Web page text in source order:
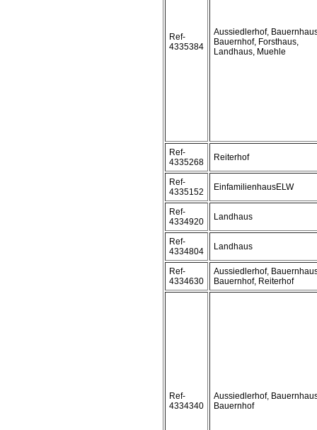
Ref-
4335384
Aussiedlerhof,
Bauernhof, Forsthaus,
Landhaus, Muehle
Ref-
4335268
Reiterhof
Ref-
4335152
EinfamilienhausELW
Ref-
4334920
Landhaus
Ref-
4334804
Landhaus
Ref-
4334630
Aussiedlerhof,
Bauernhof, Reiterhof
Ref-
4334340
Aussiedlerhof,
Bauernhof